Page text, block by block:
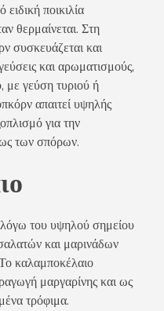
ποικιλία
θερμαίνεται. Στη
συσκευάζεται και
και αρωματισμούς,
με γεύση τυριού ή
απαιτεί υψηλής
για την
των σπόρων.
λόγω του υψηλού σημείου
και μαρινάδων
καλαμποκέλαιο
μαργαρίνης και ως
τρόφιμα.